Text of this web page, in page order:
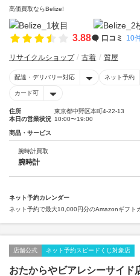
高価買取ならBelize!
3.88 口コミ 10
リサイクルショップ 古着 質屋
配達・デリバリー対応 ネット予約
カード可
住所
東京都中野区本町4-22-13
本日の営業状況 10:00〜19:00
商品・サービス
腕時計買取
腕時計
ネット予約カレンダー
ネット予約で最大10,000円分のAmazonギフト
店舗公式 ネット予約スピードくじ対象店
おたからやビアレシーサイド